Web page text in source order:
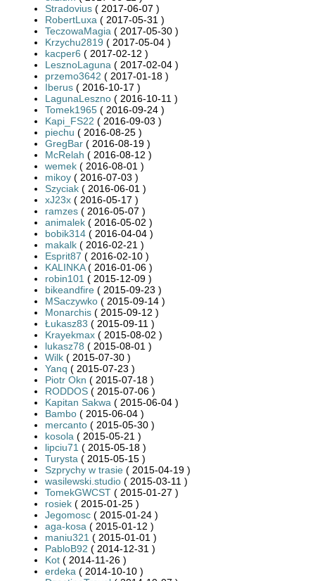
Stradovius ( 2017-06-07 )
RobertLuxa ( 2017-05-31 )
TeczowaMagia ( 2017-05-30 )
Krzychu2819 ( 2017-05-04 )
kacper6 ( 2017-02-12 )
LesznoLaguna ( 2017-02-04 )
przemo3642 ( 2017-01-18 )
Iberus ( 2016-10-17 )
LagunaLeszno ( 2016-10-11 )
Tomek1965 ( 2016-09-24 )
Kapi_FS22 ( 2016-09-03 )
piechu ( 2016-08-25 )
GregBar ( 2016-08-19 )
McRelah ( 2016-08-12 )
wemek ( 2016-08-01 )
mikoy ( 2016-07-03 )
Szyciak ( 2016-06-01 )
xJ23x ( 2016-05-17 )
ramzes ( 2016-05-07 )
animalek ( 2016-05-02 )
bobik314 ( 2016-04-04 )
makalk ( 2016-02-21 )
Esprit87 ( 2016-02-10 )
KALINKA( 2016-01-06 )
robin101 ( 2015-12-09 )
bikeandfire ( 2015-09-23 )
MSaczywko ( 2015-09-14 )
Monarchis ( 2015-09-12 )
Łukasz83 ( 2015-09-11 )
Krayekmax ( 2015-08-02 )
lukasz78 ( 2015-08-01 )
Wilk ( 2015-07-30 )
Yanq ( 2015-07-23 )
Piotr Okn ( 2015-07-18 )
RODDOS ( 2015-07-06 )
Kapitan Sakwa ( 2015-06-04 )
Bambo ( 2015-06-04 )
mercanto ( 2015-05-30 )
kosola ( 2015-05-21 )
lipciu71 ( 2015-05-18 )
Turysta ( 2015-05-15 )
Szprychy w trasie ( 2015-04-19 )
wasilewski.studio ( 2015-03-11 )
TomekGWCST ( 2015-01-27 )
rosiek ( 2015-01-25 )
Jegomosc ( 2015-01-24 )
aga-kosa ( 2015-01-12 )
maniu321 ( 2015-01-01 )
PabloB92 ( 2014-12-31 )
Kot ( 2014-11-26 )
erdeka ( 2014-10-10 )